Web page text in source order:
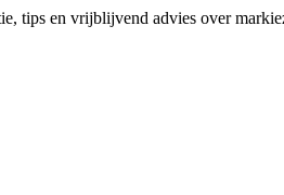
tips en vrijblijvend advies over